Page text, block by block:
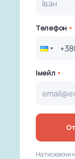
Телефон
Імейл
Натискаючи